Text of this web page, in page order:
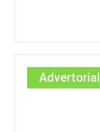
Advertorial